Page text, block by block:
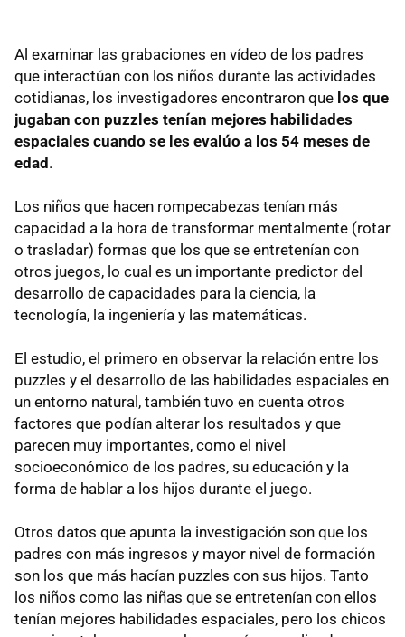
Al examinar las grabaciones en vídeo de los padres
que interactúan con los niños durante las actividades
cotidianas, los investigadores encontraron que los que
jugaban con puzzles tenían mejores habilidades
espaciales cuando se les evalúo a los 54 meses de
edad.
Los niños que hacen rompecabezas tenían más
capacidad a la hora de transformar mentalmente (rotar
o trasladar) formas que los que se entretenían con
otros juegos, lo cual es un importante predictor del
desarrollo de capacidades para la ciencia, la
tecnología, la ingeniería y las matemáticas.
El estudio, el primero en observar la relación entre los
puzzles y el desarrollo de las habilidades espaciales en
un entorno natural, también tuvo en cuenta otros
factores que podían alterar los resultados y que
parecen muy importantes, como el nivel
socioeconómico de los padres, su educación y la
forma de hablar a los hijos durante el juego.
Otros datos que apunta la investigación son que los
padres con más ingresos y mayor nivel de formación
son los que más hacían puzzles con sus hijos. Tanto
los niños como las niñas que se entretenían con ellos
tenían mejores habilidades espaciales, pero los chicos